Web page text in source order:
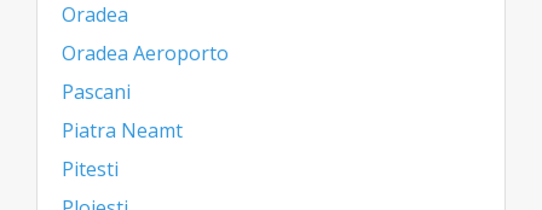
Oradea
Oradea Aeroporto
Pascani
Piatra Neamt
Pitesti